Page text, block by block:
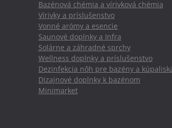
Bazénová chémia a vírivková chémia
Vírivky a príslušenstvo
Vonné arómy a esencie
Saunové doplnky a Infra
Solárne a záhradné sprchy
Wellness doplnky a príslušenstvo
Dezinfekcia nôh pre bazény a
Dizajnové doplnky k bazénom
Minimarket